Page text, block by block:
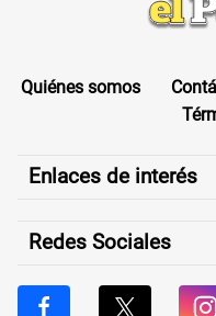
Quiénes somos
Enlaces de interés
Redes Sociales